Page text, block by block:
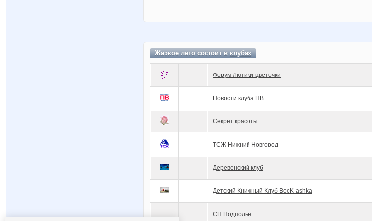
Жаркое лето состоит вклубах
Форум Лютики-цветочки
Новости клуба ПВ
Секрет красоты
ТСЖ Нижний Новгород
Деревенский клуб
Детский Книжный Клуб BooK-ashka
СП Подполье